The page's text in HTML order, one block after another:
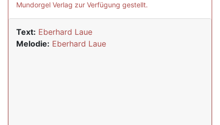
Mundorgel Verlag zur Verfügung gestellt.
Text: Eberhard Laue
Melodie: Eberhard Laue